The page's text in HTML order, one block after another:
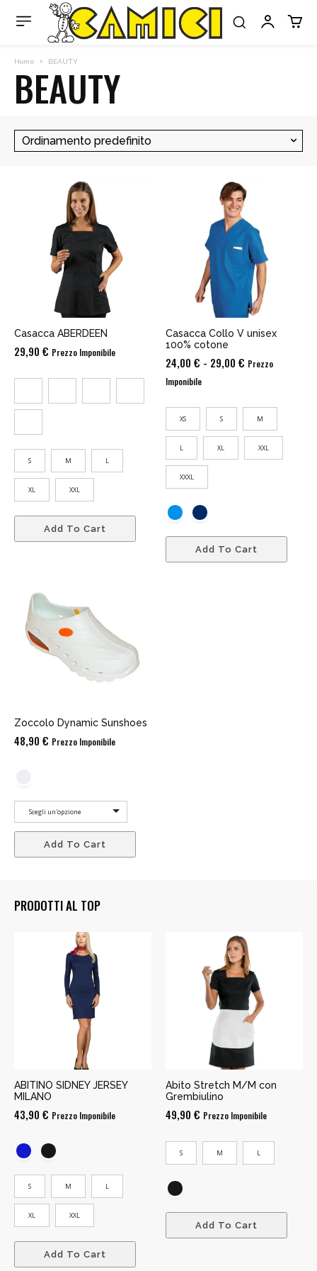
Home BEAUTY
BEAUTY
Casacca ABERDEEN
29,90 € Prezzo Imponibile
S M L
XL XXL
Add To Cart
Casacca Collo V unisex
100% cotone
24,00 € - 29,00 € Fascia
24,00 €
Prezzo
Imponibile
XS S M
L XL XXL
XXXL
Add To Cart
Zoccolo Dynamic Sunshoes
48,90 € Prezzo Imponibile
Scegli un'opzione
Add To Cart
PRODOTTI AL TOP
ABITINO SIDNEY JERSEY
MILANO
43,90 € Prezzo Imponibile
S M L
XL XXL
Add To Cart
Abito Stretch M/M con
Grembiulino
49,90 € Prezzo Imponibile
S M L
Add To Cart